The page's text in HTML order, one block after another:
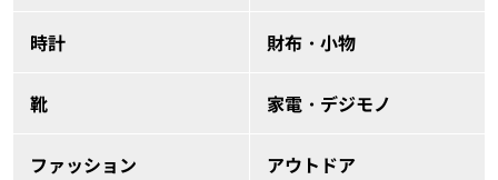
時計 財布・小物
靴 家電・デジモノ
ファッション アウトドア